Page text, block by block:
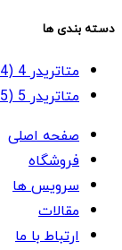
دسته بندی ها
متاتریدر 4 (MT4)
متاتریدر 5 (MT5)
صفحه اصلی
فروشگاه
سرویس ها
مقالات
ارتباط با ما